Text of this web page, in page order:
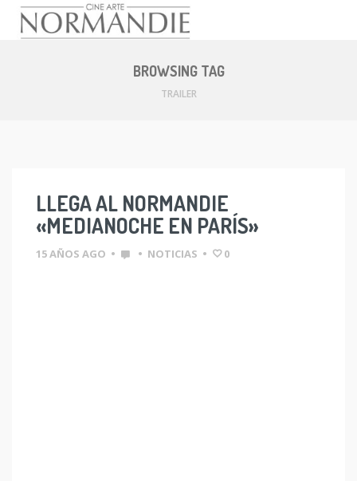
BROWSING TAG
TRAILER
LLEGA AL NORMANDIE
«MEDIANOCHE EN PARÍS»
15 AÑOS AGO • • NOTICIAS • 0